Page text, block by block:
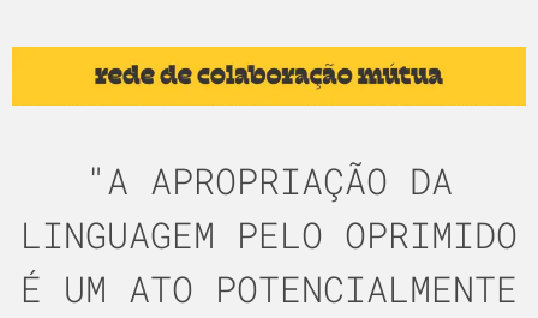
"A APROPRIAÇÃO DA
LINGUAGEM PELO OPRIMIDO
É UM ATO POTENCIALMENTE